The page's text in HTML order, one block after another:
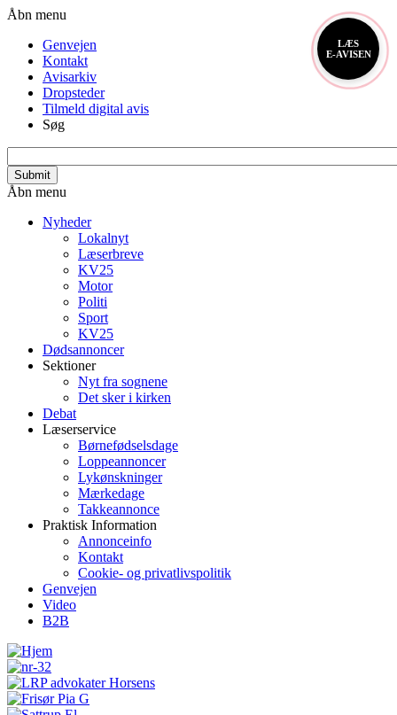
Gå
hovedindhold
Header
Åbn menu
Genvejen
Kontakt
Avisarkiv
Dropsteder
Tilmeld digital avis
Søg
Primær
Åbn menu
Nyheder
Lokalnyt
Læserbreve
KV25
Motor
Politi
Sport
KV25
Dødsannoncer
Sektioner
Nyt fra sognene
Det sker i kirken
Debat
Læserservice
Børnefødselsdage
Loppeannoncer
Lykønskninger
Mærkedage
Takkeannonce
Praktisk Information
Annonceinfo
Kontakt
Cookie- og privatlivspolitik
Genvejen
Video
B2B
LÆS
E-AVISEN